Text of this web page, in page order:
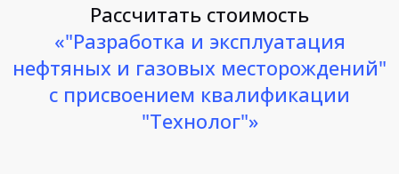
Рассчитать стоимость
«"Разработка и эксплуатация
нефтяных и газовых месторождений"
с присвоением квалификации
"Технолог"»